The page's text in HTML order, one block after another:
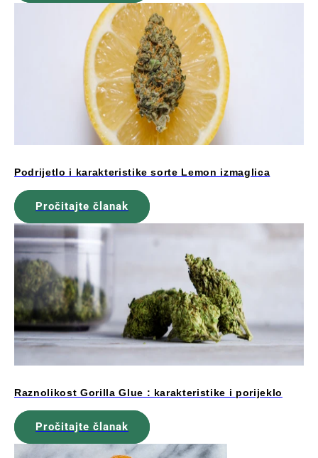
Podrijetlo i karakteristike sorte Lemon izmaglica
Pročitajte članak
Raznolikost Gorilla Glue : karakteristike i porijeklo
Pročitajte članak